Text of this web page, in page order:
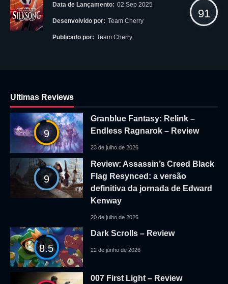
Data de Lançamento: 02 Sep 2025
Desenvolvido por: Team Cherry
Publicado por: Team Cherry
91
Ultimas Reviews
9
Granblue Fantasy: Relink –
Endless Ragnarok – Review
23 de julho de 2026
9
Review: Assassin’s Creed Black
Flag Resynced: a versão
definitiva da jornada de Edward
Kenway
20 de julho de 2026
8.5
Dark Scrolls – Review
22 de junho de 2026
007 First Light – Review